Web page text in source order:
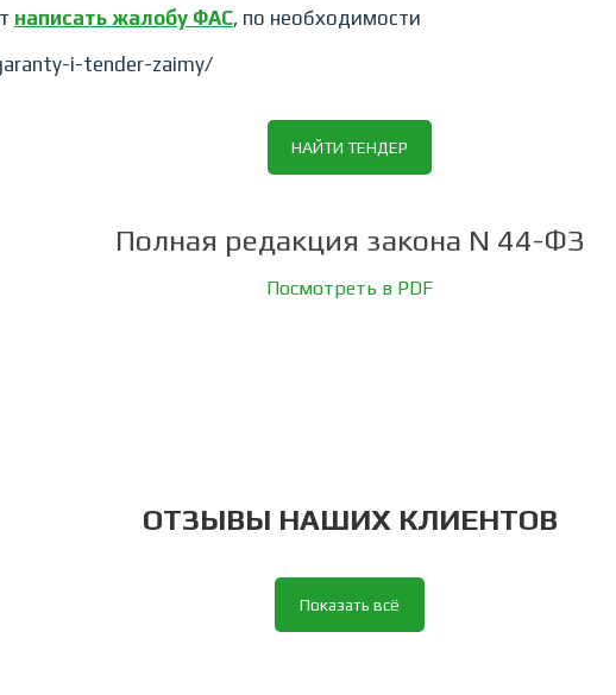
написать жалобу ФАС, по необходимости
i-tender-zaimy/
НАЙТИ ТЕНДЕР
Полная редакция закона N 44-ФЗ
Посмотреть в PDF
ОТЗЫВЫ НАШИХ КЛИЕНТОВ
Показать всё